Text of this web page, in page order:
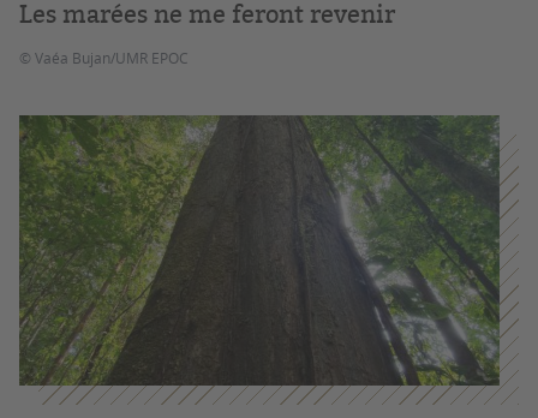
Les marées ne me feront revenir
© Vaéa Bujan/UMR EPOC